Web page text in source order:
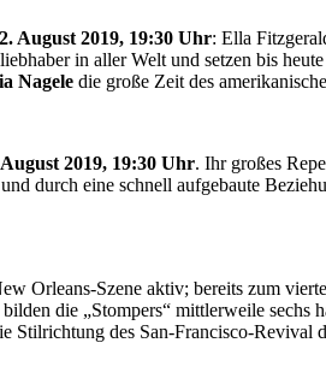
August 2019, 19:30 Uhr: Ella
in aller Welt und setzen bis
Nagele die große Zeit des
2019, 19:30 Uhr. Ihr großes
durch eine schnell aufgebaute
Orleans-Szene aktiv; bereits zum
die „Stompers“ mittlerweile sechs
des San-Francisco-Revival